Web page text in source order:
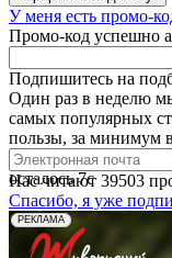
У меня есть промо-
Промо-код успешно
Подпишитесь на
Один раз в неделю
самых популярных
пользы, за минимум
Нас читают 39503
Спасибо, я уже
осталось7с